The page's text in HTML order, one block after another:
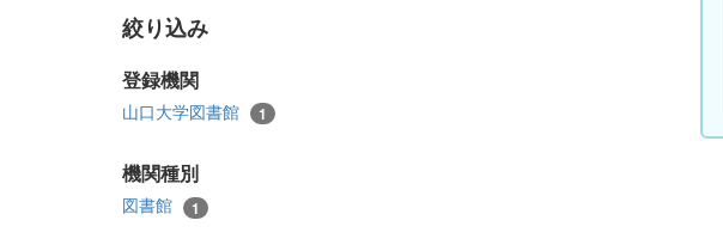
絞り込み
登録機関
山口大学図書館 1
機関種別
図書館 1